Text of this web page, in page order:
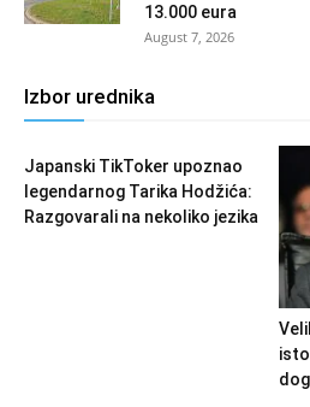
13.000 eura
August 7, 2026
Izbor urednika
Japanski TikToker upoznao
legendarnog Tarika Hodžića:
Razgovarali na nekoliko jezika